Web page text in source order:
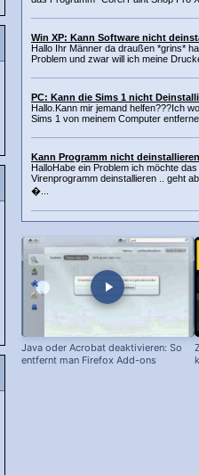
Win XP: Kann Software nicht
Hallo Ihr Männer da draußen *grins*
Problem und zwar will ich meine
PC: Kann die Sims 1 nicht
Hallo.Kann mir jemand helfen???Ich
Sims 1 von meinem Computer
Kann Programm nicht deinstallieren
HalloHabe ein Problem ich möchte
Virenprogramm deinstallieren .. geht
�...
Java oder Acrobat deaktivieren: So
entfernt man Firefox Add-ons